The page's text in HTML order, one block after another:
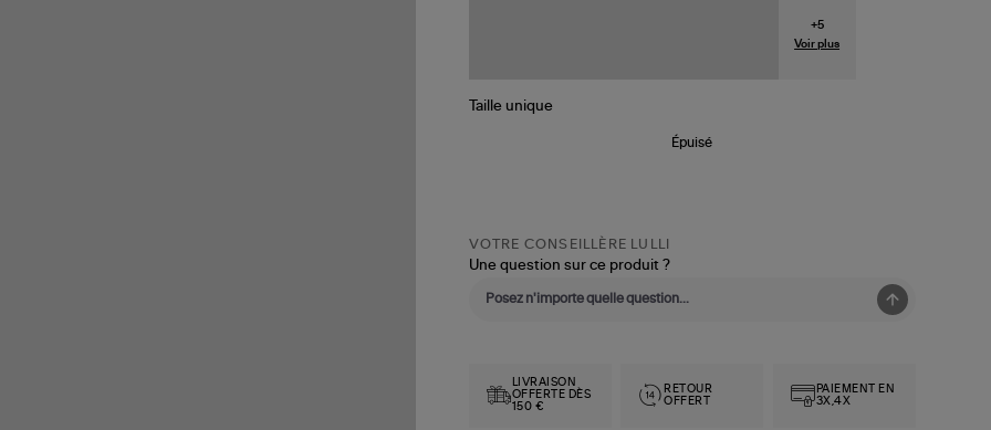
+5
Voir plus
Taille unique
Épuisé
VOTRE CONSEILLÈRE LULLI
Une question sur ce produit ?
LIVRAISON
OFFERTE DÈS
150 €
RETOUR
OFFERT
PAIEMENT EN
3X,4X